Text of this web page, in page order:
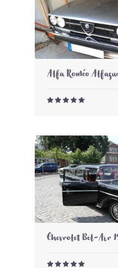
Alfa Roméo
Chevrolet Bel-Air